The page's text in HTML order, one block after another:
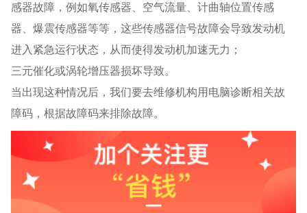
感器故障，例如氧传感器、空气流量、计曲轴位置传感
器、爆震传感器等等，这些传感器信号故障会导致发动机
进入紧急运行状态，从而使得发动机加速无力；
三元催化或涡轮增压器损坏导致。
当出现这种情况后，我们要去维修机构用电脑诊断相关故
障码，根据故障码来排除故障。